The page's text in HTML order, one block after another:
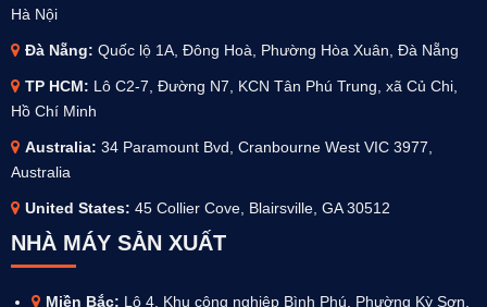
Hà Nội
Đà Nẵng: Quốc lộ 1A, Đông Hoà, Phường Hòa Xuân, Đà Nẵng
TP HCM: Lô C2-7, Đường N7, KCN Tân Phú Trung, xã Củ Chi,
Hồ Chí Minh
Australia: 34 Paramount Bvd, Cranbourne West VIC 3977,
Australia
United States: 45 Collier Cove, Blairsville, GA 30512
NHÀ MÁY SẢN XUẤT
Miền Bắc: Lô 4, Khu công nghiệp Bình Phú, Phường Kỳ Sơn,